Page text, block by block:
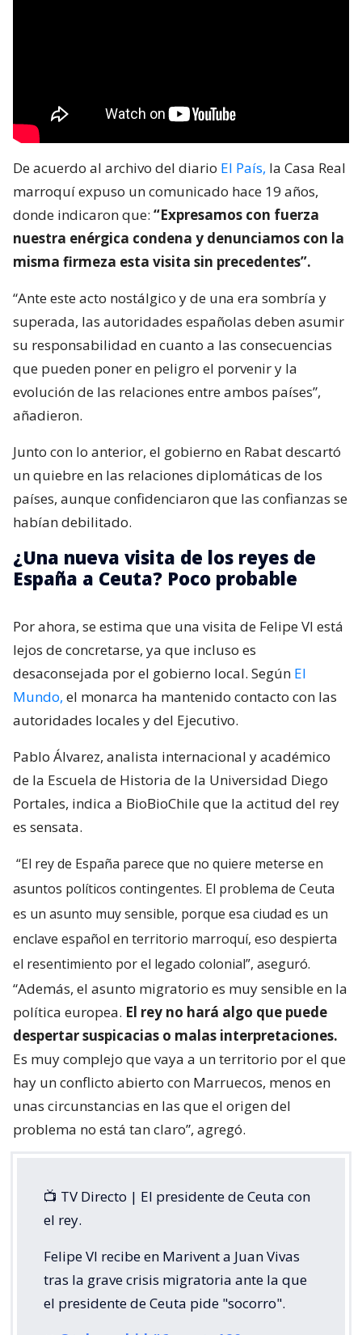
De acuerdo al archivo del diario El País, la Casa Real
marroquí expuso un comunicado hace 19 años,
donde indicaron que: “Expresamos con fuerza
nuestra enérgica condena y denunciamos con la
misma firmeza esta visita sin precedentes”.
“Ante este acto nostálgico y de una era sombría y
superada, las autoridades españolas deben asumir
su responsabilidad en cuanto a las consecuencias
que pueden poner en peligro el porvenir y la
evolución de las relaciones entre ambos países”,
añadieron.
Junto con lo anterior, el gobierno en Rabat descartó
un quiebre en las relaciones diplomáticas de los
países, aunque confidenciaron que las confianzas se
habían debilitado.
¿Una nueva visita de los reyes de
España a Ceuta? Poco probable
Por ahora, se estima que una visita de Felipe VI está
lejos de concretarse, ya que incluso es
desaconsejada por el gobierno local. Según El
Mundo, el monarca ha mantenido contacto con las
autoridades locales y del Ejecutivo.
Pablo Álvarez, analista internacional y académico
de la Escuela de Historia de la Universidad Diego
Portales, indica a BioBioChile que la actitud del rey
es sensata.
“El rey de España parece que no quiere meterse en
asuntos políticos contingentes. El problema de Ceuta
es un asunto muy sensible, porque esa ciudad es un
enclave español en territorio marroquí, eso despierta
el resentimiento por el legado colonial”, aseguró.
“Además, el asunto migratorio es muy sensible en la
política europea. El rey no hará algo que puede
despertar suspicacias o malas interpretaciones.
Es muy complejo que vaya a un territorio por el que
hay un conflicto abierto con Marruecos, menos en
unas circunstancias en las que el origen del
problema no está tan claro”, agregó.
📺 TV Directo | El presidente de Ceuta con
el rey.
Felipe VI recibe en Marivent a Juan Vivas
tras la grave crisis migratoria ante la que
el presidente de Ceuta pide "socorro".